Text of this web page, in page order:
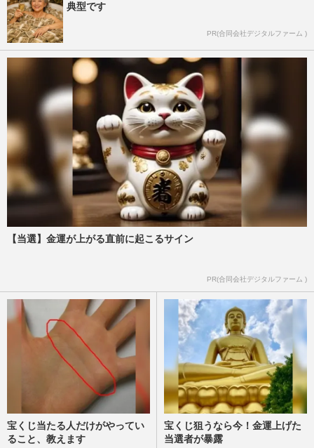
典型です
PR(合同会社デジタルファーム )
【当選】金運が上がる直前に起こるサイン
PR(合同会社デジタルファーム )
宝くじ当たる人だけがやってい
ること、教えます
宝くじ狙うなら今！金運上げた
当選者が暴露